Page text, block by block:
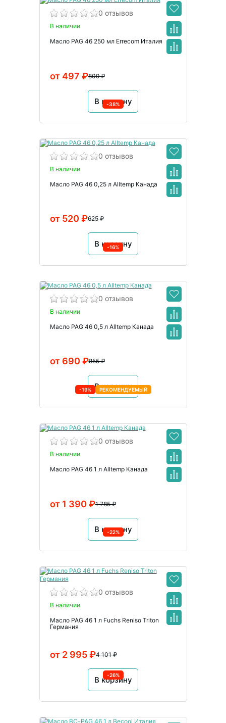
0 отзывов
В наличии
Масло PAG 46 250 мл Errecom Италия
809 ₽
от 497 ₽
В корзину
-38%
0 отзывов
В наличии
Масло PAG 46 0,25 л Alltemp Канада
625 ₽
от 520 ₽
В корзину
-16%
0 отзывов
В наличии
Масло PAG 46 0,5 л Alltemp Канада
855 ₽
от 690 ₽
В корзину
-19% РЕКОМЕНДУЕМЫЙ
0 отзывов
В наличии
Масло PAG 46 1 л Alltemp Канада
1 785 ₽
от 1 390 ₽
В корзину
-22%
0 отзывов
В наличии
Масло PAG 46 1 л Fuchs Reniso Triton
Германия
4 101 ₽
от 2 995 ₽
В корзину
-26%